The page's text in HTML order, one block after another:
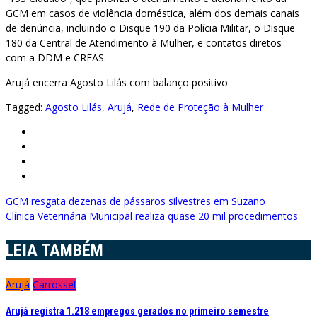
GCM em casos de violência doméstica, além dos demais canais
de denúncia, incluindo o Disque 190 da Polícia Militar, o Disque
180 da Central de Atendimento à Mulher, e contatos diretos
com a DDM e CREAS.
Arujá encerra Agosto Lilás com balanço positivo
Tagged: Agosto Lilás, Arujá, Rede de Proteção à Mulher
Navegação
de
Post
GCM resgata dezenas de pássaros silvestres em Suzano
Clínica Veterinária Municipal realiza quase 20 mil procedimentos
LEIA TAMBÉM
Arujá Carrossel
Arujá registra 1.218 empregos gerados no primeiro semestre